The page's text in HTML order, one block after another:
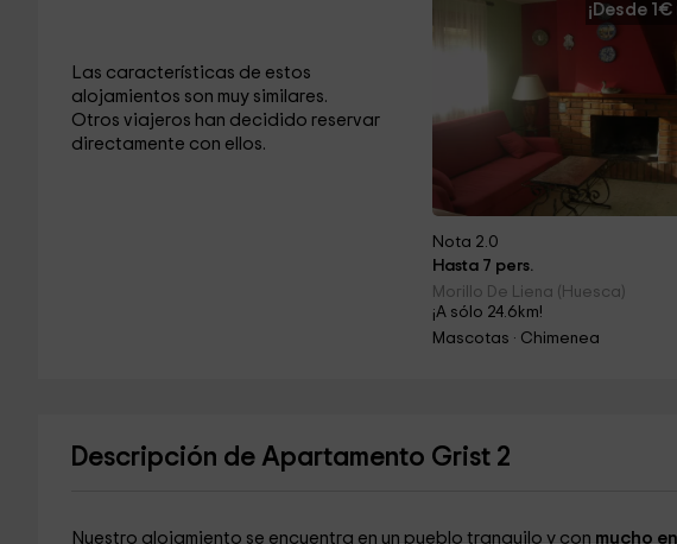
Las características de estos
alojamientos son muy similares.
Otros viajeros han decidido reservar
directamente con ellos.
¡Desde
Nota 2.0
Hasta 7 pers.
Morillo De Liena (Huesca)
¡A sólo 24.6km!
Mascotas · Chimenea
Descripción de Apartamento Grist 2
Nuestro alojamiento se encuentra en un pueblo tranquilo y con mucho